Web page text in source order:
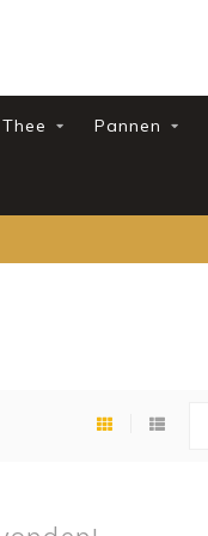
Thee Pannen